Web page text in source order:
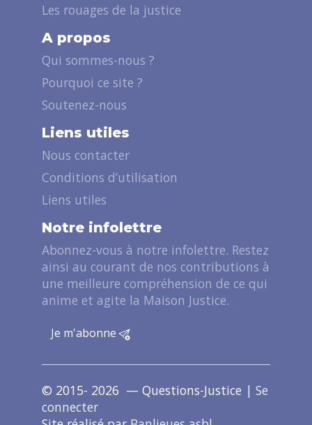
Les rouages de la justice
A propos
Qui sommes-nous ?
Pourquoi ce site ?
Soutenez-nous
Liens utiles
Nous contacter
Conditions d’utilisation
Liens utiles
Notre infolettre
Abonnez-vous à notre infolettre. Restez
ainsi au courant de nos contributions à
une meilleure compréhension de ce qui
anime et agite la Maison Justice.
Je m'abonne
© 2015- 2026 — Questions-Justice | Se
connecter